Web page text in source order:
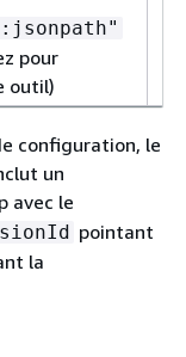
pour
outil)
configuration, le
un
avec le
pointant
la